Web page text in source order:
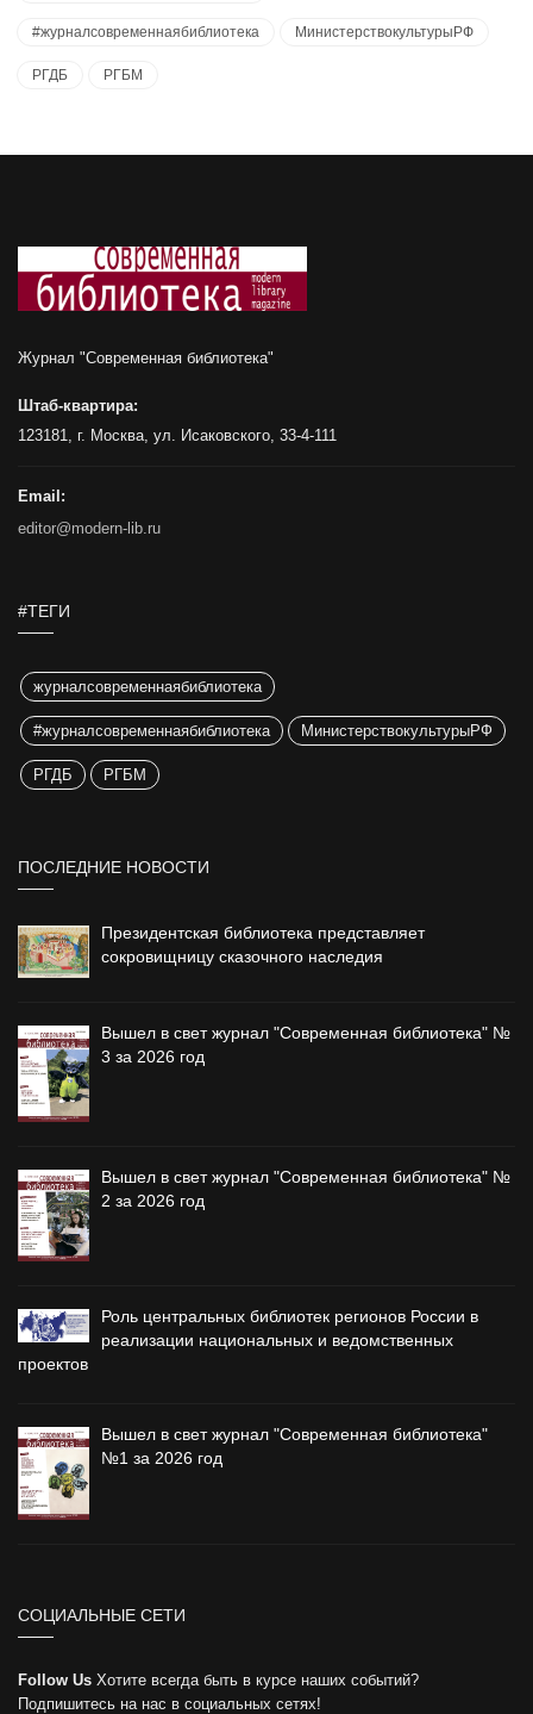
#журналсовременнаябиблиотека МинистерствокультурыРФ
РГДБ РГБМ
Журнал "Современная библиотека"
Штаб-квартира:
123181, г. Москва, ул. Исаковского, 33-4-111
Email:
editor@modern-lib.ru
#ТЕГИ
журналсовременнаябиблиотека
#журналсовременнаябиблиотека МинистерствокультурыРФ
РГДБ РГБМ
ПОСЛЕДНИЕ НОВОСТИ
Президентская библиотека представляет
сокровищницу сказочного наследия
Вышел в свет журнал "Современная библиотека" №
3 за 2026 год
Вышел в свет журнал "Современная библиотека" №
2 за 2026 год
Роль центральных библиотек регионов России в
реализации национальных и ведомственных
проектов
Вышел в свет журнал "Современная библиотека"
№1 за 2026 год
СОЦИАЛЬНЫЕ СЕТИ
Follow Us Хотите всегда быть в курсе наших событий?
Подпишитесь на нас в социальных сетях!